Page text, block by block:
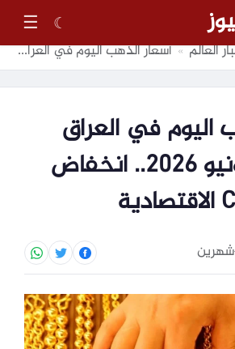
☾
☰
العالم » أسعار الذهب اليوم في العراق الاثنين 1 يونيو 2026.. انخفاض جديد : CNN الاقتصادية
اليوم في العراق
الاثنين 1 يونيو 2026.. انخفاض
شهرين